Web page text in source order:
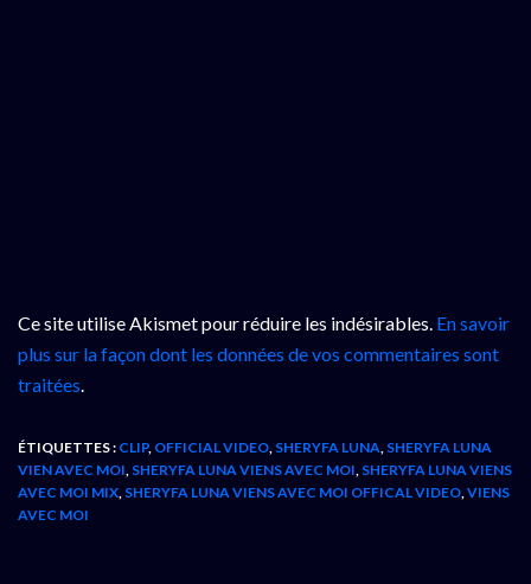
Ce site utilise Akismet pour réduire les indésirables. En savoir
plus sur la façon dont les données de vos commentaires sont
traitées.
ÉTIQUETTES : CLIP, OFFICIAL VIDEO, SHERYFA LUNA, SHERYFA LUNA
VIEN AVEC MOI, SHERYFA LUNA VIENS AVEC MOI, SHERYFA LUNA VIENS
AVEC MOI MIX, SHERYFA LUNA VIENS AVEC MOI OFFICAL VIDEO,VIENS
AVEC MOI